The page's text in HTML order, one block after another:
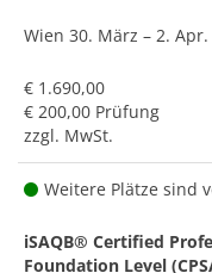
Wien 30. März – 2.
€ 1.690,00
€ 200,00 Prüfung
zzgl. MwSt.
Weitere Plätze sind
iSAQB® Certified
Foundation Level